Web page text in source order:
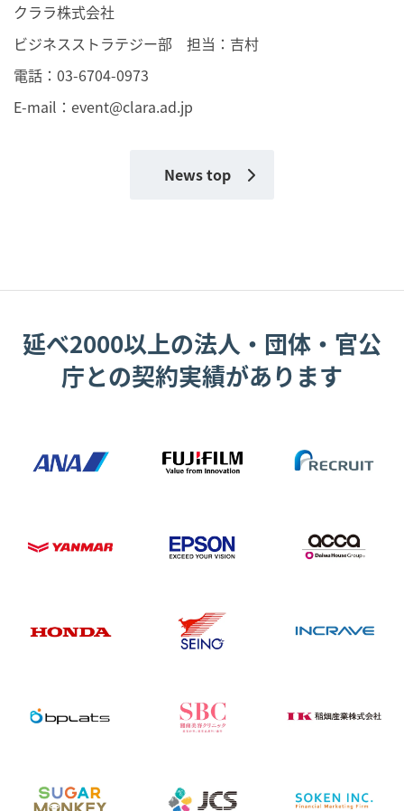
クララ株式会社
ビジネスストラテジー部 担当：吉村
電話：03-6704-0973
E-mail： event@clara.ad.jp
News top
延べ2000以上の法人・団体・官公
庁との契約実績があります